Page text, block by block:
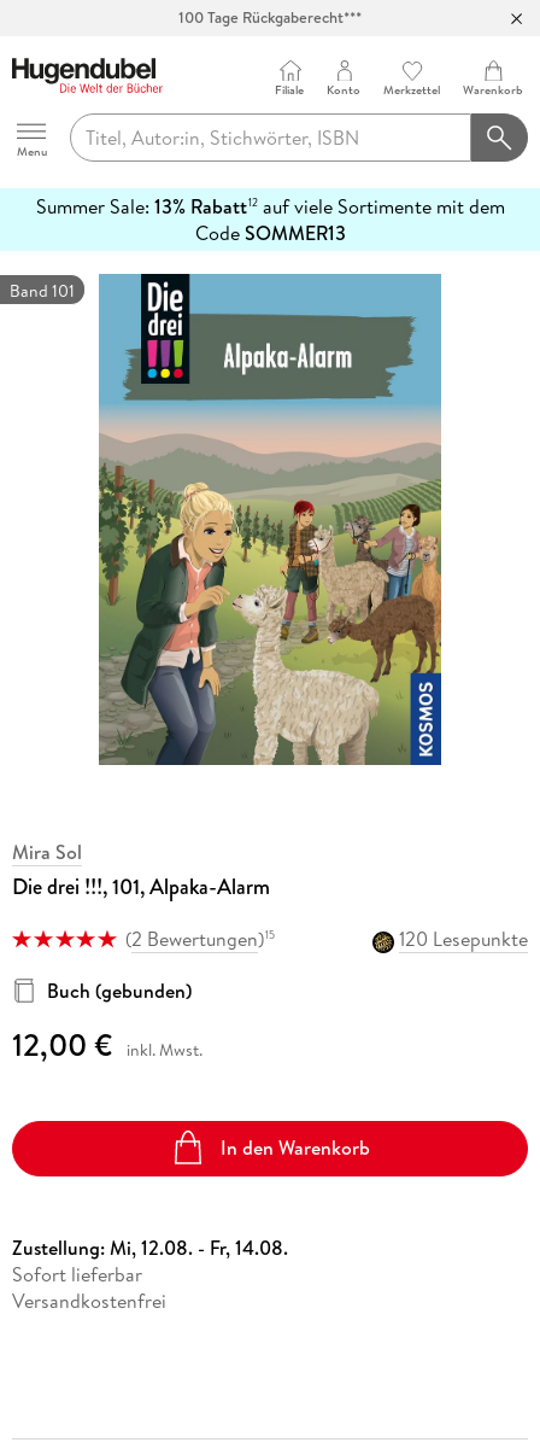
100 Tage Rückgaberecht***
Hugendubel
Menu
Filiale Konto Merkzettel Warenkorb
Summer Sale: 13% Rabatt12auf viele Sortimente mit dem
CodeSOMMER13
erfahren
Band 101
Mira Sol
Die drei !!!, 101, Alpaka-Alarm
(2 Bewertungen)15
120 Lesepunkte
Buch (gebunden)
12,00 € inkl. Mwst.
In den Warenkorb
Zustellung:Mi, 12.08. - Fr, 14.08.
Sofort lieferbar
Versandkostenfrei